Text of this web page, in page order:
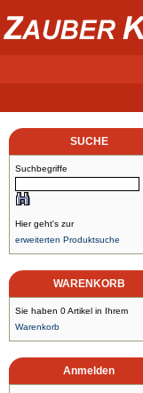
SUCHE
Suchbegriffe
Hier geht's zur
erweiterten Produktsuche
WARENKORB
Sie haben 0 Artikel in Ihrem
Warenkorb
Anmelden